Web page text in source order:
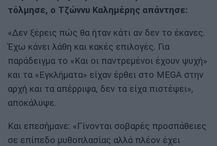
τόλμησε, ο Τζώννυ Καλημέρης απάντησε:
«Δεν ξέρεις πώς θα ήταν κάτι αν δεν το έκανες.
Έχω κάνει λάθη και κακές επιλογές. Για
παράδειγμα το «Και οι παντρεμένοι έχουν ψυχή»
και τα «Εγκλήματα» είχαν έρθει στο MEGA στην
αρχή και τα απέρριψα, δεν τα είχα πιστέψει»,
αποκάλυψε.
Και επεσήμανε: «Γίνονται σοβαρές προσπάθειες
σε επίπεδο μυθοπλασίας αλλά πλέον έχει